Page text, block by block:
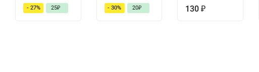
- 27% 25₽ - 30% 20₽ 130₽